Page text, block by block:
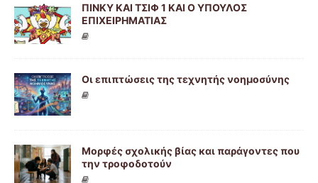
ΠΙΝΚΥ ΚΑΙ ΤΣΙΦ 1 ΚΑΙ Ο ΥΠΟΥΛΟΣ
ΕΠΙΧΕΙΡΗΜΑΤΙΑΣ
Οι επιπτώσεις της τεχνητής νοημοσύνης
Μορφές σχολικής βίας και παράγοντες που
την τροφοδοτούν